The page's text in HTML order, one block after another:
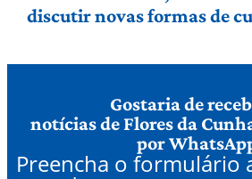
discutir novas formas de
Gostaria de
notícias de Flores da
por
Preencha o formulário